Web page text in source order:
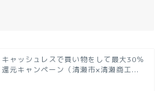
キャッシュレスで買い物をして最大30％
還元キャンペーン（清瀬市×清瀬商工...